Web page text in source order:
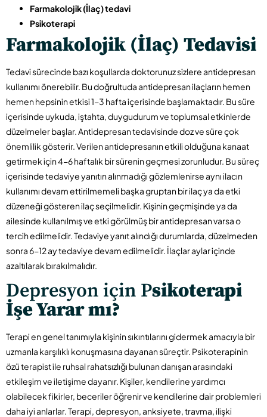
Farmakolojik (İlaç) tedavi
Psikoterapi
Farmakolojik (İlaç) Tedavisi
Tedavi sürecinde bazı koşullarda doktorunuz sizlere antidepresan
kullanımı önerebilir. Bu doğrultuda antidepresan ilaçların hemen
hemen hepsinin etkisi 1-3 hafta içerisinde başlamaktadır. Bu süre
içerisinde uykuda, iştahta, duygudurum ve toplumsal etkinlerde
düzelmeler başlar. Antidepresan tedavisinde doz ve süre çok
önemlilik gösterir. Verilen antidepresanın etkili olduğuna kanaat
getirmek için 4-6 haftalık bir sürenin geçmesi zorunludur. Bu süreç
içerisinde tedaviye yanıtın alınmadığı gözlemlenirse aynı ilacın
kullanımı devam ettirilmemeli başka gruptan bir ilaç ya da etki
düzeneği gösteren ilaç seçilmelidir. Kişinin geçmişinde ya da
ailesinde kullanılmış ve etki görülmüş bir antidepresan varsa o
tercih edilmelidir. Tedaviye yanıt alındığı durumlarda, düzelmeden
sonra 6-12 ay tedaviye devam edilmelidir. İlaçlar aylar içinde
azaltılarak bırakılmalıdır.
Depresyon için Psikoterapi
İşe Yarar mı?
Terapi en genel tanımıyla kişinin sıkıntılarını gidermek amacıyla bir
uzmanla karşılıklı konuşmasına dayanan süreçtir. Psikoterapinin
özü terapist ile ruhsal rahatsızlığı bulunan danışan arasındaki
etkileşim ve iletişime dayanır. Kişiler, kendilerine yardımcı
olabilecek fikirler, beceriler öğrenir ve kendilerine dair problemleri
daha iyi anlarlar. Terapi, depresyon, anksiyete, travma, ilişki